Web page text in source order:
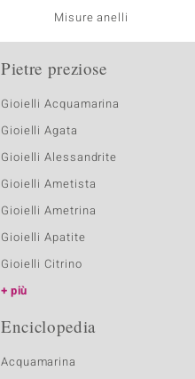
Misure anelli
Pietre preziose
Gioielli Acquamarina
Gioielli Agata
Gioielli Alessandrite
Gioielli Ametista
Gioielli Ametrina
Gioielli Apatite
Gioielli Citrino
più
Enciclopedia
Acquamarina